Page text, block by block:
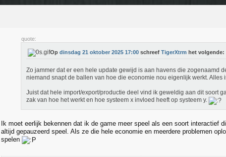
quote:
Op dinsdag 21 oktober 2025 17:00 schreef TigerXtrm het volgende:
Zo jammer dat er een hele update gewijd is aan havens die zogenaamd
niemand snapt de ballen van hoe die economie nou eigenlijk werkt. Alles
Juist dat hele import/export/productie deel vind ik geweldig aan dit soort
zak van hoe het werkt en hoe systeem x invloed heeft op systeem y.
Ik moet eerlijk bekennen dat ik de game meer speel als een soort interactief
altijd gepauzeerd speel. Als ze die hele economie en meerdere problemen
spelen